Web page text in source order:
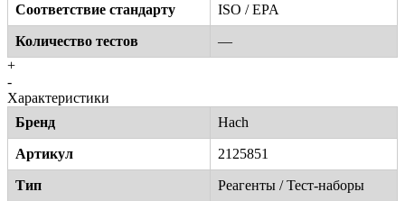
Соответствие стандарту ISO / EPA
Количество тестов
—
+
-
Характеристики
Бренд
Hach
Артикул 2125851
Тип Реагенты / Тест-наборы